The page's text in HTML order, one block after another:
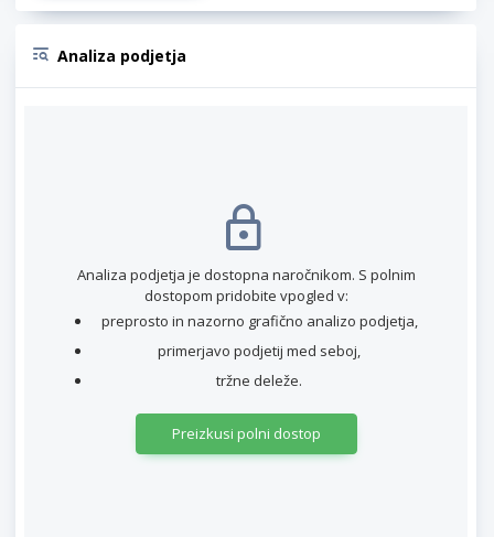
Analiza podjetja
Analiza podjetja je dostopna naročnikom. S polnim
dostopom pridobite vpogled v:
preprosto in nazorno grafično analizo podjetja,
primerjavo podjetij med seboj,
tržne deleže.
Preizkusi polni dostop